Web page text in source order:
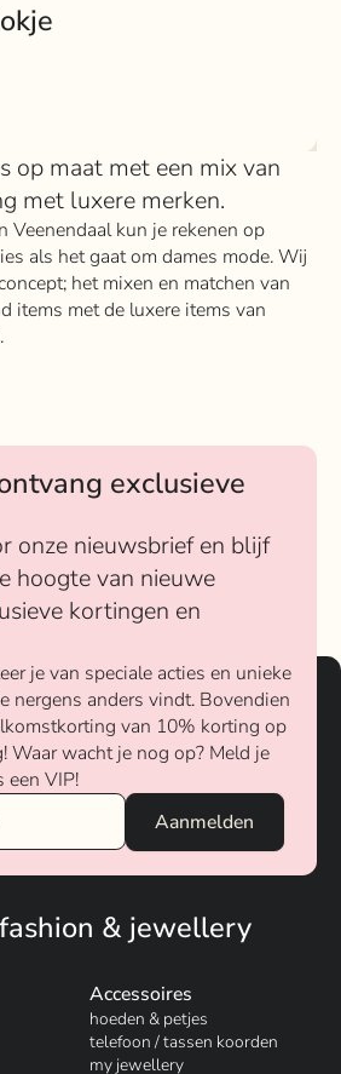
op maat met een mix van
met luxere merken.
Veenendaal kun je rekenen op
als het gaat om dames mode. Wij
het mixen en matchen van
items met de luxere items van
exclusieve
onze nieuwsbrief en blijf
hoogte van nieuwe
kortingen en
je van speciale acties en unieke
nergens anders vindt. Bovendien
van 10% korting op
Waar wacht je nog op? Meld je
een VIP!
& jewellery
Accessoires
hoeden & petjes
telefoon / tassen koorden
my jewellery